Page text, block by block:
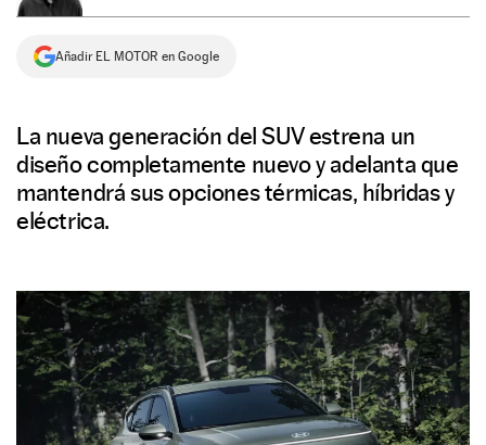
Añadir EL MOTOR en Google
La nueva generación del SUV estrena un
diseño completamente nuevo y adelanta que
mantendrá sus opciones térmicas, híbridas y
eléctrica.